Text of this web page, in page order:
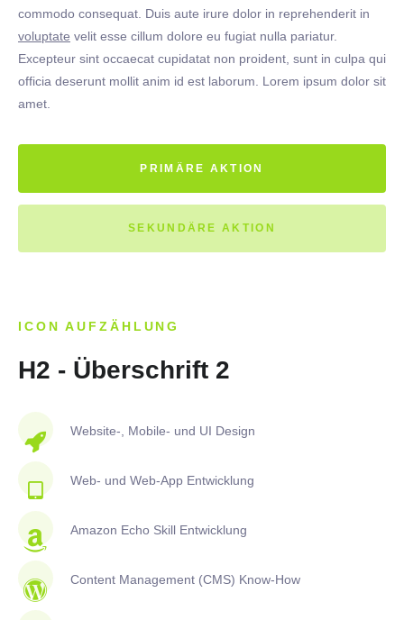
commodo consequat. Duis aute irure dolor in reprehenderit in
voluptate velit esse cillum dolore eu fugiat nulla pariatur.
Excepteur sint occaecat cupidatat non proident, sunt in culpa qui
officia deserunt mollit anim id est laborum. Lorem ipsum dolor sit
amet.
PRIMÄRE AKTION
SEKUNDÄRE AKTION
ICON AUFZÄHLUNG
H2 - Überschrift 2
Website-, Mobile- und UI Design
Web- und Web-App Entwicklung
Amazon Echo Skill Entwicklung
Content Management (CMS) Know-How